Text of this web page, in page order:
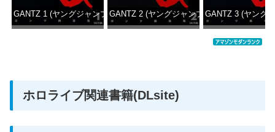
GANTZ 1 (ヤングジャンプコミックスDIGITAL)
GANTZ 2 (ヤングジャンプコミックス
GANTZ 3 (ヤング
ホロライブ関連書籍(DLsite)